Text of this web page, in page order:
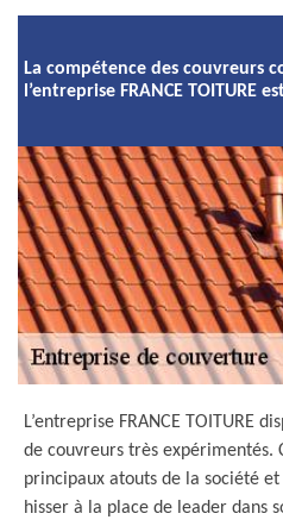
La compétence des couvreurs
l’entreprise FRANCE TOITURE
L’entreprise FRANCE TOITURE
de couvreurs très expérimentés.
principaux atouts de la société
hisser à la place de leader dans